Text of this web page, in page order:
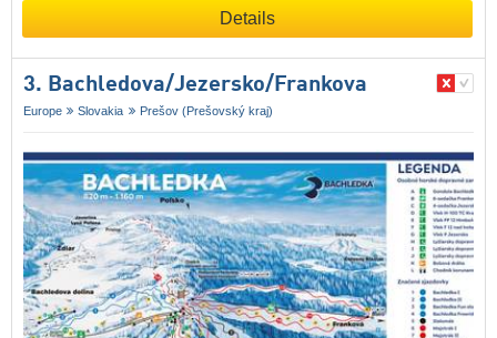
Details
3. Bachledova/​Jezersko/​Frankova
Europe Slovakia Prešov (Prešovský kraj)